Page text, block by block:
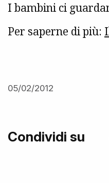
I bambini ci
Per saperne di più:
05/02/2012
Condividi su